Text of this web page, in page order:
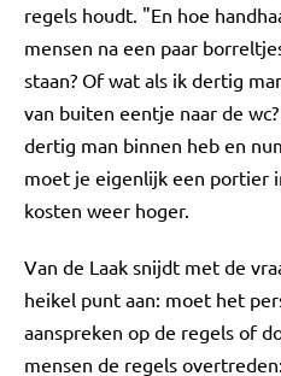
regels houdt. "En hoe
mensen na een paar
staan? Of wat als ik dertig
van buiten eentje naar de
dertig man binnen heb en
moet je eigenlijk een portier
kosten weer hoger.
Van de Laak snijdt met de
heikel punt aan: moet het
aanspreken op de regels of
mensen de regels